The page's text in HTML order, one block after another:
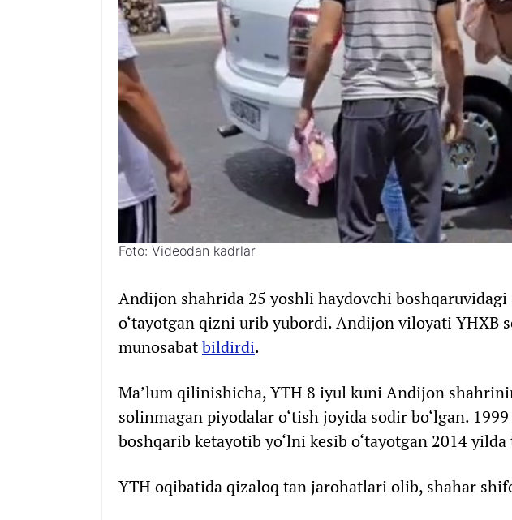
Foto: Videodan kadrlar
Andijon shahrida 25 yoshli haydovchi
o‘tayotgan qizni urib yubordi. Andijon viloyati YHXB
munosabatbildirdi.
Ma’lum qilinishicha, YTH 8 iyul kuni Andijon
solinmagan piyodalar o‘tish joyida sodir bo‘lgan.
boshqarib ketayotib yo‘lni kesib o‘tayotgan 2014
YTH oqibatida qizaloq tan jarohatlari olib, shahar